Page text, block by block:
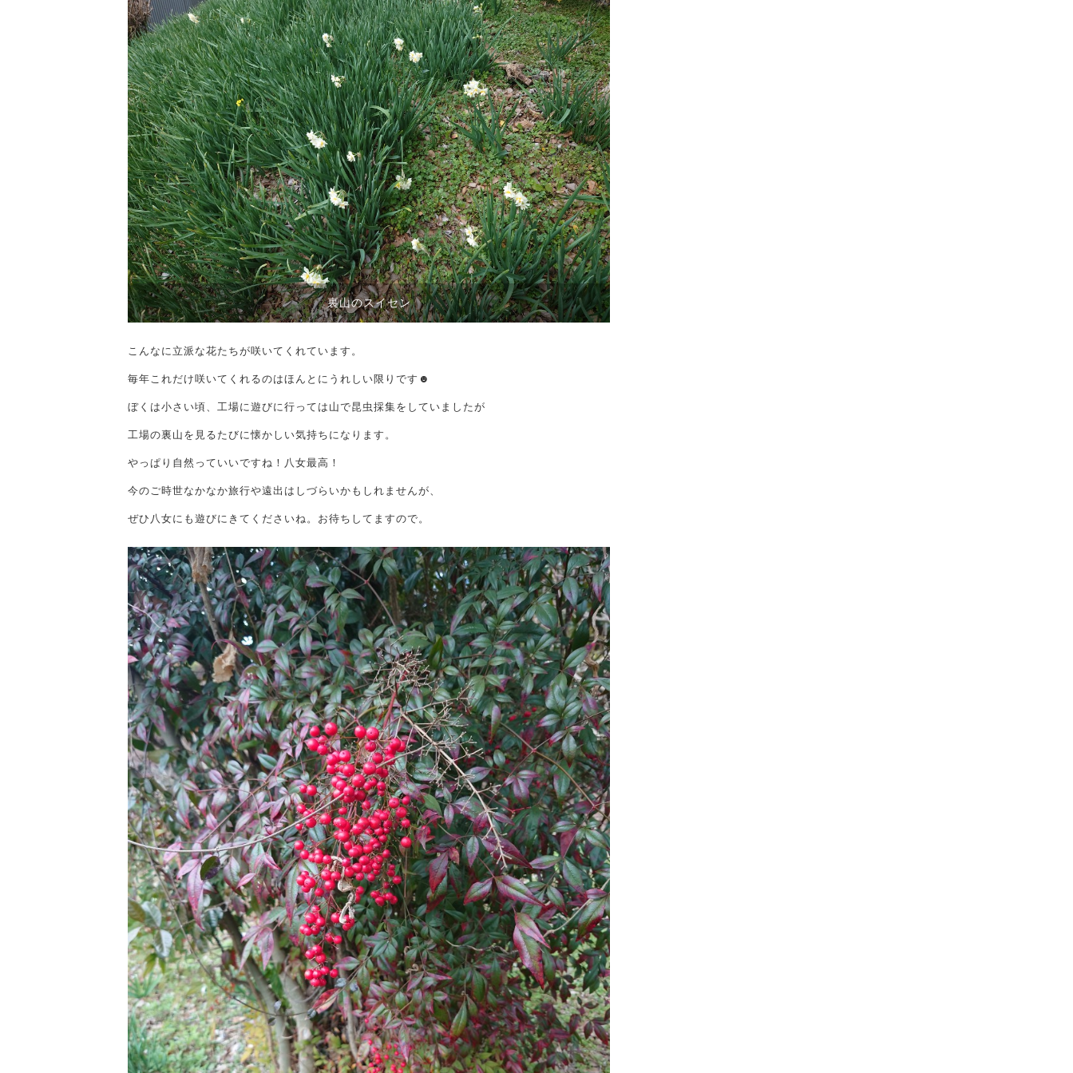
裏山のスイセン
こんなに立派な花たちが咲いてくれています。
毎年これだけ咲いてくれるのはほんとにうれしい限りです☻
ぼくは小さい頃、工場に遊びに行っては山で昆虫採集をしていましたが
工場の裏山を見るたびに懐かしい気持ちになります。
やっぱり自然っていいですね！八女最高！
今のご時世なかなか旅行や遠出はしづらいかもしれませんが、
ぜひ八女にも遊びにきてくださいね。お待ちしてますので。